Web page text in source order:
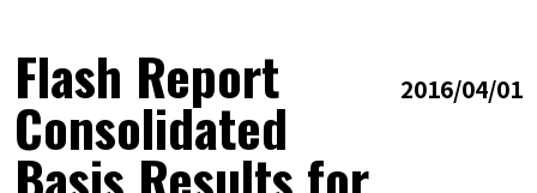
Flash Report
Consolidated 2016/04/01